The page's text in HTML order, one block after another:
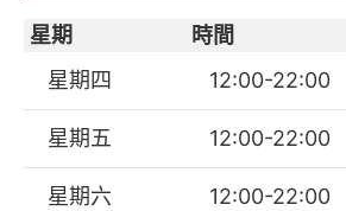
星期
時間
星期四
12:00-22:00
星期五 12:00-22:00
星期六 12:00-22:00